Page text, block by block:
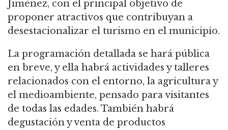
Jiménez, con el principal objetivo de
proponer atractivos que contribuyan a
desestacionalizar el turismo en el municipio.
La programación detallada se hará pública
en breve, y ella habrá actividades y talleres
relacionados con el entorno, la agricultura y
el medioambiente, pensado para visitantes
de todas las edades. También habrá
degustación y venta de productos